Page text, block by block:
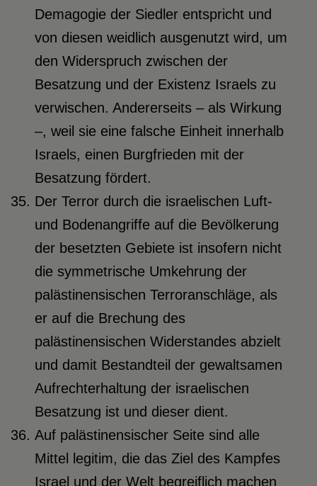
Demagogie der Siedler entspricht und
von diesen weidlich ausgenutzt wird, um
den Widerspruch zwischen der
Besatzung und der Existenz Israels zu
verwischen. Andererseits – als Wirkung
–, weil sie eine falsche Einheit innerhalb
Israels, einen Burgfrieden mit der
Besatzung fördert.
Der Terror durch die israelischen Luft-
und Bodenangriffe auf die Bevölkerung
der besetzten Gebiete ist insofern nicht
die symmetrische Umkehrung der
palästinensischen Terroranschläge, als
er auf die Brechung des
palästinensischen Widerstandes abzielt
und damit Bestandteil der gewaltsamen
Aufrechterhaltung der israelischen
Besatzung ist und dieser dient.
Auf palästinensischer Seite sind alle
Mittel legitim, die das Ziel des Kampfes
Israel und der Welt begreiflich machen